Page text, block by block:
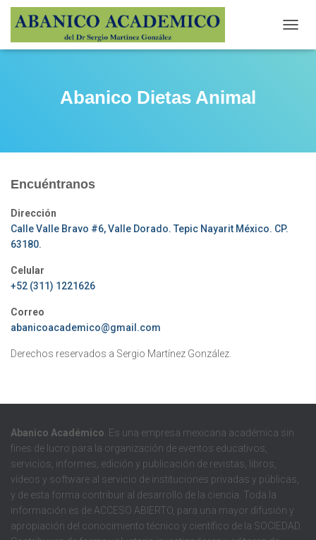
Abanico Dietas Animal
Encuéntranos
Dirección
Calle Valle Bravo #6, Valle Dorado. Tepic Nayarit México. CP.
63180.
Celular
+52 (311) 1221626
Correo
abanicoacademico@gmail.com
Derechos reservados a Sergio Martínez González.
Abanico Académico. Es una empresa mexicana académica sin
fines de lucro para la organización de eventos educativos,
servicios, informes, edición y publicación de revistas, libros,
vídeos y software al servicio de instituciones privadas y públicas,
y de esta forma contribuir al desarrollo de la ciencia. Toda la
información es de ACCESO ABIERTO, para una mayor difusión y
apropiación del conocimiento técnico y científico de la SOCIEDAD.